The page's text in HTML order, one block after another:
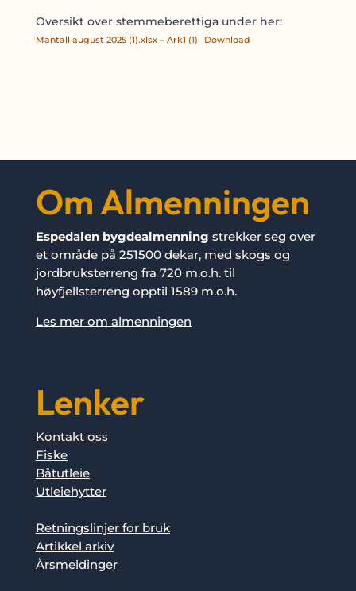
Oversikt over stemmeberettiga under her:
Mantall august 2025 (1).xlsx – Ark1 (1) Download
Om Almenningen
Espedalen bygdealmenning strekker seg over
et område på 251500 dekar, med skogs og
jordbruksterreng fra 720 m.o.h. til
høyfjellsterreng opptil 1589 m.o.h.
Les mer om almenningen
Lenker
Kontakt oss
Fiske
Båtutleie
Utleiehytter
Retningslinjer for bruk
Artikkel arkiv
Årsmeldinger